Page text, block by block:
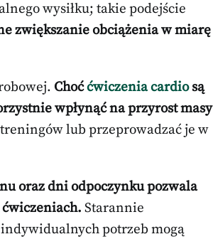
wysiłku; takie podejście
zwiększanie obciążenia w miarę
Choććwiczenia cardiosą
wpłynąć na przyrost masy
lub przeprowadzać je w
oraz dni odpoczynku pozwala
Starannie
potrzeb mogą